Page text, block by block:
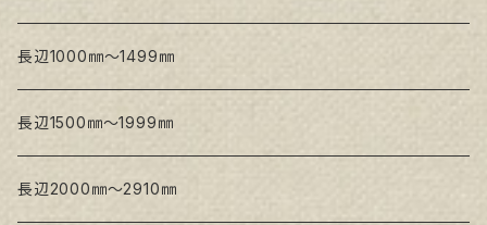
Snow White SPC(中目)
トークロ イエロー
生キャンバス
長辺1000㎜～1499㎜
長辺1500㎜～1999㎜
長辺2000㎜～2910㎜